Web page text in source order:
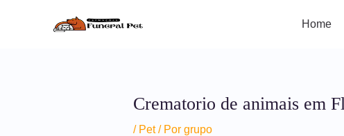
Home
Crematorio de animais em
/ Pet/ Por grupo
navigation